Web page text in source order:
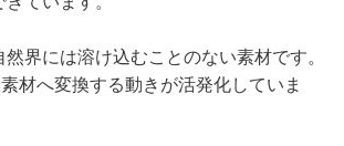
界には溶け込むことのない素材です。
材へ変換する動きが活発化していま